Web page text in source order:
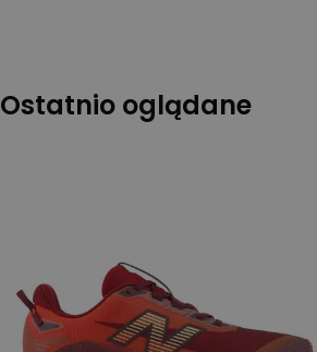
Ostatnio oglądane